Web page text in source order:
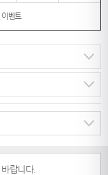
이벤트
랍니다.